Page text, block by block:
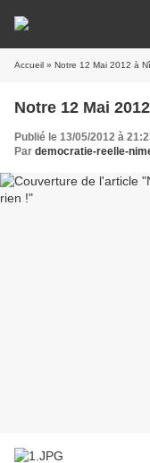
Accueil » Notre 12 Mai 2012 à
Notre 12 Mai
Publié le 13/05/2012 à
Par democratie-reelle-